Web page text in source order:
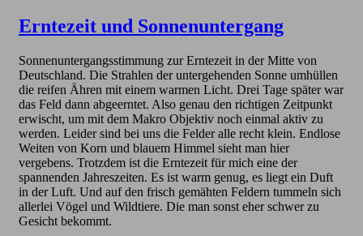
Erntezeit und Sonnenuntergang
Sonnenuntergangsstimmung zur Erntezeit in der Mitte von
Deutschland. Die Strahlen der untergehenden Sonne umhüllen
die reifen Ähren mit einem warmen Licht. Drei Tage später war
das Feld dann abgeerntet. Also genau den richtigen Zeitpunkt
erwischt, um mit dem Makro Objektiv noch einmal aktiv zu
werden. Leider sind bei uns die Felder alle recht klein. Endlose
Weiten von Korn und blauem Himmel sieht man hier
vergebens. Trotzdem ist die Erntezeit für mich eine der
spannenden Jahreszeiten. Es ist warm genug, es liegt ein Duft
in der Luft. Und auf den frisch gemähten Feldern tummeln sich
allerlei Vögel und Wildtiere. Die man sonst eher schwer zu
Gesicht bekommt.